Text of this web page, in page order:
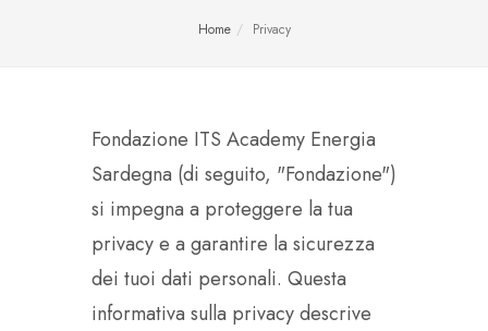
Home Privacy
Fondazione ITS Academy Energia
Sardegna (di seguito, "Fondazione")
si impegna a proteggere la tua
privacy e a garantire la sicurezza
dei tuoi dati personali. Questa
informativa sulla privacy descrive